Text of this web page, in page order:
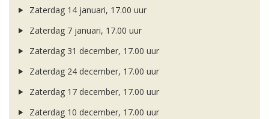
Zaterdag 14 januari, 17.00 uur
Zaterdag 7 januari, 17.00 uur
Zaterdag 31 december, 17.00 uur
Zaterdag 24 december, 17.00 uur
Zaterdag 17 december, 17.00 uur
Zaterdag 10 december, 17.00 uur